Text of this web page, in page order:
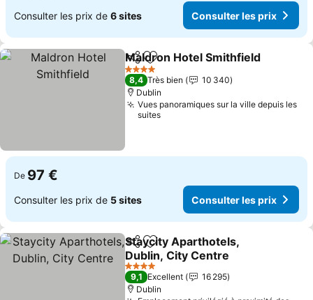
Consulter les prix de 6 sites Consulter les prix
PartagerAjouter à mes favoris
Maldron Hotel Smithfield
4 Étoiles
8,4 Très bien
10 340
Dublin
Vues panoramiques sur la ville depuis les
suites
De 97 €
Consulter les prix de 5 sites Consulter les prix
PartagerAjouter à mes favoris
Staycity Aparthotels,
Dublin, City Centre
4 Étoiles
9,1 Excellent
16 295
Dublin